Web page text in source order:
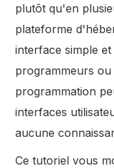
plutôt qu'en
plateforme
interface simple
programmeurs ou
programmation
interfaces
aucune
Ce tutoriel vous